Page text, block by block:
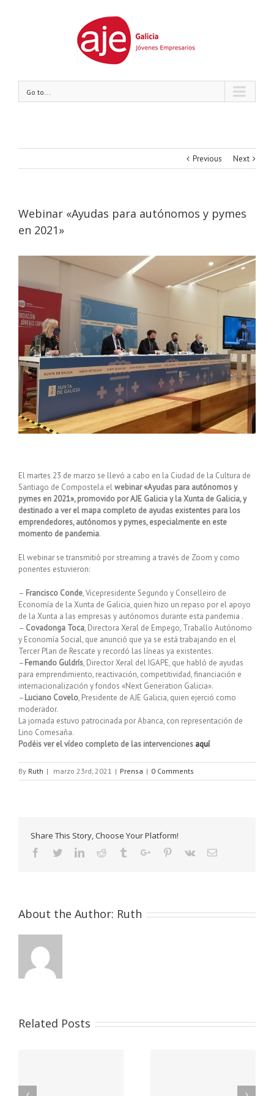
Go to...
Previous Next
Webinar «Ayudas para autónomos y pymes
en 2021»
El martes 23 de marzo se llevó a cabo en la Ciudad de la Cultura de
Santiago de Compostela elwebinar «Ayudas para autónomos y
pymes en 2021», promovido por AJE Galicia y la Xunta de Galicia, y
destinado a ver el mapa completo de ayudas existentes para los
emprendedores, autónomos y pymes, especialmente en este
momento de pandemia.
El webinar se transmitió por streaming a través de Zoom y como
ponentes estuvieron:
– Francisco Conde, Vicepresidente Segundo y Conselleiro de
Economía de la Xunta de Galicia, quien hizo un repaso por el apoyo
de la Xunta a las empresas y autónomos durante esta pandemia .
– Covadonga Toca, Directora Xeral de Empego, Traballo Autónomo
y Economía Social, que anunció que ya se está trabajando en el
Tercer Plan de Rescate y recordó las líneas ya existentes.
–Fernando Guldrís, Director Xeral del IGAPE, que habló de ayudas
para emprendimiento, reactivación, competitividad, financiación e
internacionalización y fondos «Next Generation Galicia».
–Luciano Covelo, Presidente de AJE Galicia, quien ejerció como
moderador.
La jornada estuvo patrocinada por Abanca, con representación de
Lino Comesaña.
Podéis ver el vídeo completo de las intervenciones aquí
By Ruth | marzo 23rd, 2021 | Prensa | 0 Comments
Share This Story, Choose Your Platform!
Facebook
TwitterLinkedinReddit TumblrGoogle+Pinterest
Vk Email
About the Author: Ruth
Related Posts